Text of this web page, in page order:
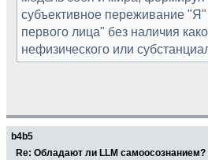
субъективное переживание
первого лица" без наличия
нефизического или
b4b5
Re: Обладают ли LLM самоосознанием?